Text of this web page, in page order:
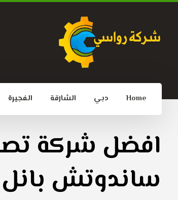
Home دبي الشارقة الفجيرة
افضل شركة
ساندوتش